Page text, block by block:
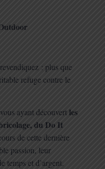
: plus que
refuge contre le
ayant découvertles
du Do It
de cette dernière
passion, leur
temps et d’argent.